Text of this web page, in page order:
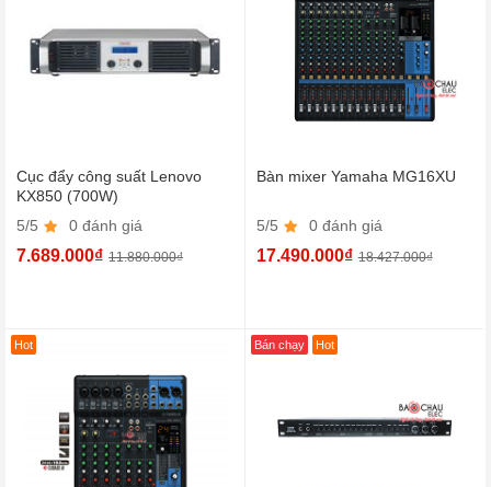
Cục đẩy công suất Lenovo
KX850 (700W)
5/5
0 đánh giá
7.689.000₫ 11.880.000₫
Bàn mixer Yamaha MG16XU
5/5 0 đánh giá
17.490.000₫ 18.427.000₫
Hot Bán chạy Hot